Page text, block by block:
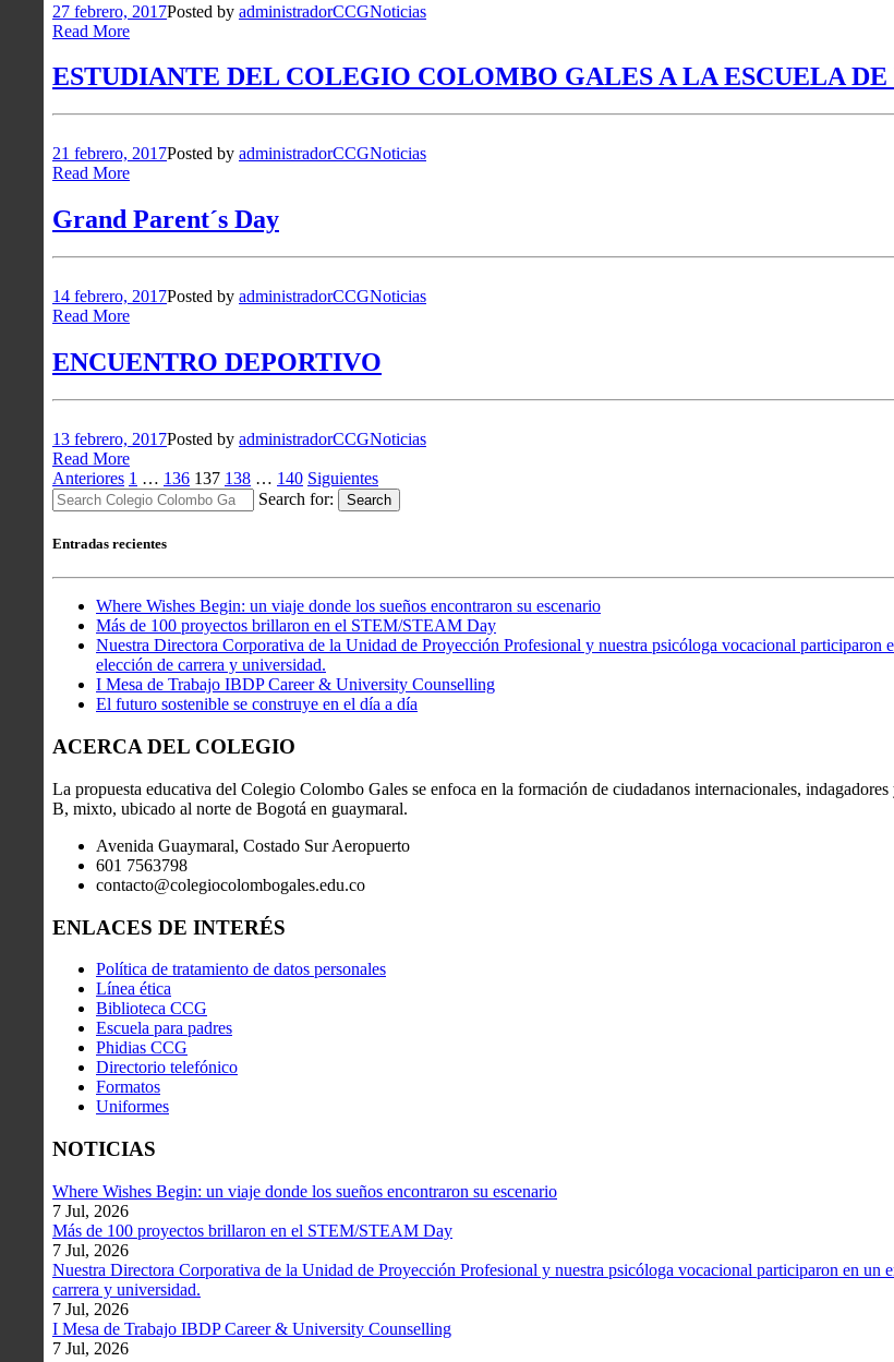
27 febrero, 2017Posted by administradorCCGNoticias
Read More
ESTUDIANTE DEL COLEGIO COLOMBO GALES A LA ESCUELA
21 febrero, 2017Posted by administradorCCGNoticias
Read More
Grand Parent´s Day
14 febrero, 2017Posted by administradorCCGNoticias
Read More
ENCUENTRO DEPORTIVO
13 febrero, 2017Posted by administradorCCGNoticias
Read More
Paginación
de
entradas
Anteriores 1 … 136 137 138 … 140 Siguientes
Search for:
Search
Entradas recientes
Where Wishes Begin: un viaje donde los sueños encontraron su escenario
Más de 100 proyectos brillaron en el STEM/STEAM Day
Nuestra Directora Corporativa de la Unidad de Proyección Profesional y nuestra psicóloga vocacional participaron
elección de carrera y universidad.
I Mesa de Trabajo IBDP Career & University Counselling
El futuro sostenible se construye en el día a día
ACERCA DEL COLEGIO
La propuesta educativa del Colegio Colombo Gales se enfoca en la formación de ciudadanos internacionales,
B, mixto, ubicado al norte de Bogotá en guaymaral.
Avenida Guaymaral, Costado Sur Aeropuerto
601 7563798
contacto@colegiocolombogales.edu.co
ENLACES DE INTERÉS
Política de tratamiento de datos personales
Línea ética
Biblioteca CCG
Escuela para padres
Phidias CCG
Directorio telefónico
Formatos
Uniformes
NOTICIAS
Where Wishes Begin: un viaje donde los sueños encontraron su escenario
7 Jul, 2026
Más de 100 proyectos brillaron en el STEM/STEAM Day
7 Jul, 2026
Nuestra Directora Corporativa de la Unidad de Proyección Profesional y nuestra psicóloga vocacional participaron en un
carrera y universidad.
7 Jul, 2026
I Mesa de Trabajo IBDP Career & University Counselling
7 Jul, 2026